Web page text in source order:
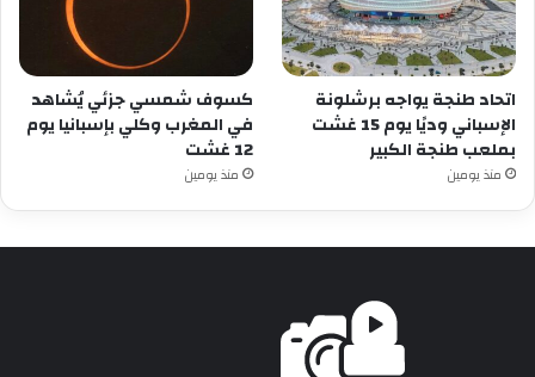
اتحاد طنجة يواجه برشلونة
الإسباني وديًا يوم 15 غشت
بملعب طنجة الكبير
منذ يومين
كسوف شمسي جزئي يُشاهد
في المغرب وكلي بإسبانيا يوم
12 غشت
منذ يومين